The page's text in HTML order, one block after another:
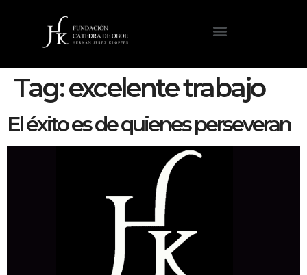
Tag:excelente trabajo
El éxito es de quienes perseveran